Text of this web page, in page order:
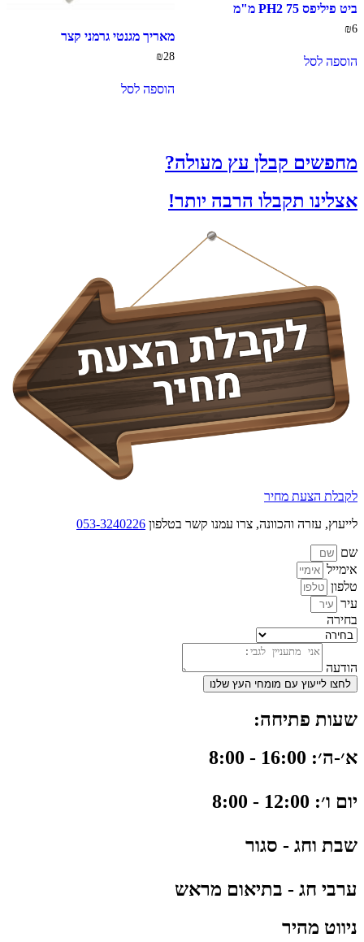
ביט פיליפס 75 PH2 מ"מ
₪6
הוספה לסל
מאריך מגנטי גרמני קצר
₪28
הוספה לסל
מחפשים קבלן עץ מעולה?
אצלינו תקבלו הרבה יותר!
לקבלת הצעת מחיר
לייעוץ, עזרה והכוונה, צרו עמנו קשר בטלפון 053-3240226
שם
אימייל
טלפון
עיר
בחירה
הודעה
לחצו לייעוץ עם מומחי העץ שלנו
שעות פתיחה:
א׳-ה׳: 16:00 - 8:00
יום ו׳: 12:00 - 8:00
שבת וחג - סגור
ערבי חג - בתיאום מראש
ניווט מהיר